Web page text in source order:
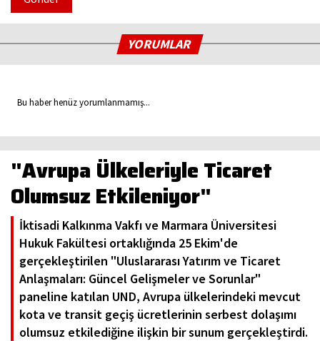
YORUMLAR
Bu haber henüz yorumlanmamış...
"Avrupa Ülkeleriyle Ticaret
Olumsuz Etkileniyor"
İktisadi Kalkınma Vakfı ve Marmara Üniversitesi
Hukuk Fakültesi ortaklığında 25 Ekim'de
gerçekleştirilen "Uluslararası Yatırım ve Ticaret
Anlaşmaları: Güncel Gelişmeler ve Sorunlar"
paneline katılan UND, Avrupa ülkelerindeki mevcut
kota ve transit geçiş ücretlerinin serbest dolaşımı
olumsuz etkilediğine ilişkin bir sunum gerçekleştirdi.